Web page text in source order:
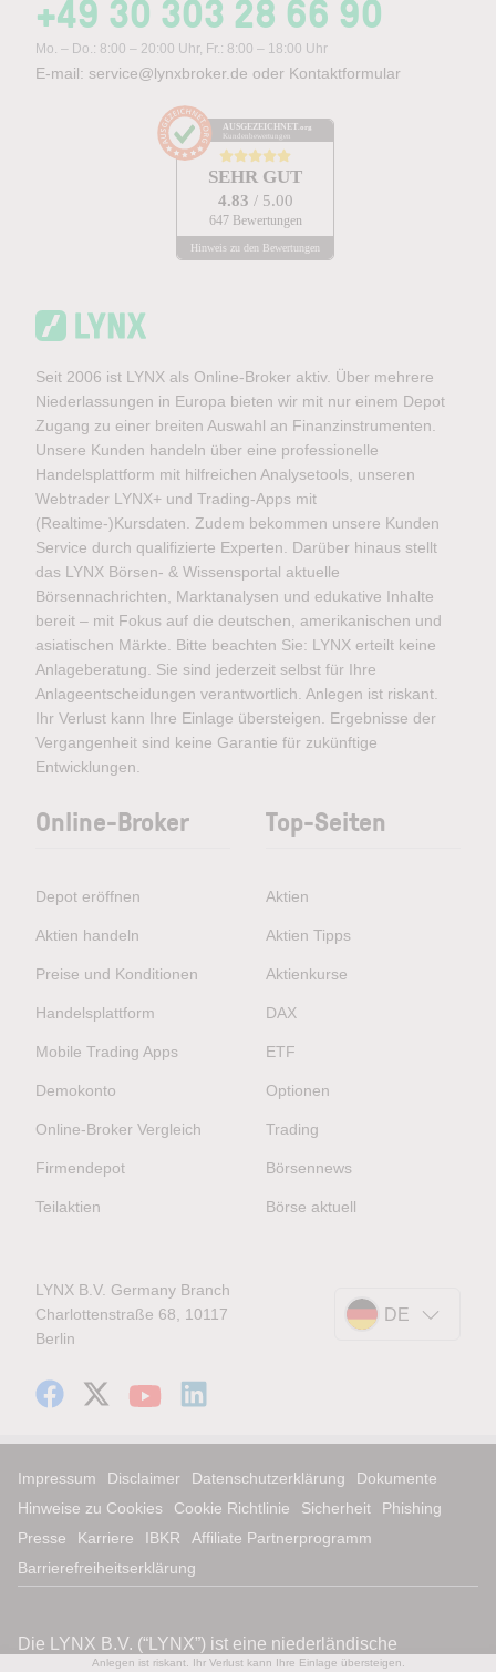
+49 30 303 28 66 90
Mo. – Do.: 8:00 – 20:00 Uhr, Fr.: 8:00 – 18:00 Uhr
E-mail: service@lynxbroker.de oder Kontaktformular
AUSGEZEICHNET .org
Kundenbewertungen
SEHR GUT
4.83 / 5.00
647 Bewertungen
Hinweis zu den Bewertungen
Seit 2006 ist LYNX als Online-Broker aktiv. Über mehrere
Niederlassungen in Europa bieten wir mit nur einem Depot
Zugang zu einer breiten Auswahl an Finanzinstrumenten.
Unsere Kunden handeln über eine professionelle
Handelsplattform mit hilfreichen Analysetools, unseren
Webtrader LYNX+ und Trading-Apps mit
(Realtime-)Kursdaten. Zudem bekommen unsere Kunden
Service durch qualifizierte Experten. Darüber hinaus stellt
das LYNX Börsen- & Wissensportal aktuelle
Börsennachrichten, Marktanalysen und edukative Inhalte
bereit – mit Fokus auf die deutschen, amerikanischen und
asiatischen Märkte. Bitte beachten Sie: LYNX erteilt keine
Anlageberatung. Sie sind jederzeit selbst für Ihre
Anlageentscheidungen verantwortlich. Anlegen ist riskant.
Ihr Verlust kann Ihre Einlage übersteigen. Ergebnisse der
Vergangenheit sind keine Garantie für zukünftige
Entwicklungen.
Online-Broker
Depot eröffnen
Aktien handeln
Preise und Konditionen
Handelsplattform
Mobile Trading Apps
Demokonto
Online-Broker Vergleich
Firmendepot
Teilaktien
Top-Seiten
Aktien
Aktien Tipps
Aktienkurse
DAX
ETF
Optionen
Trading
Börsennews
Börse aktuell
LYNX B.V. Germany Branch
Charlottenstraße 68, 10117
Berlin
DE
Impressum Disclaimer Datenschutzerklärung
Dokumente
Hinweise zu Cookies
Cookie Richtlinie Sicherheit
Phishing
Presse
Karriere IBKR
Affiliate Partnerprogramm
Barrierefreiheitserklärung
Anlegen ist riskant. Ihr Verlust kann Ihre Einlage übersteigen.